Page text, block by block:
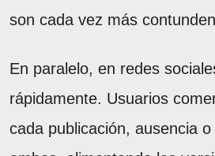
son cada vez más
En paralelo, en redes
rápidamente. Usuarios
cada publicación, ausencia